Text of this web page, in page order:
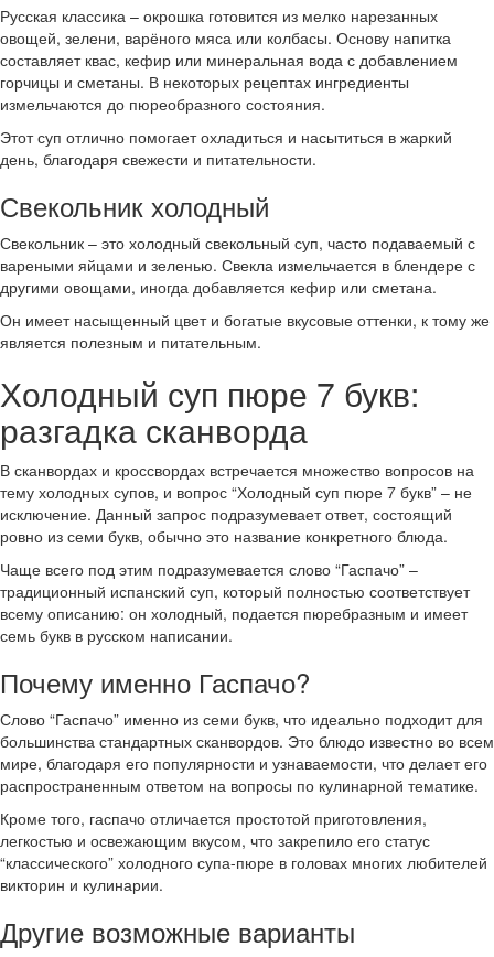
Русская классика – окрошка готовится из мелко нарезанных
овощей, зелени, варёного мяса или колбасы. Основу напитка
составляет квас, кефир или минеральная вода с добавлением
горчицы и сметаны. В некоторых рецептах ингредиенты
измельчаются до пюреобразного состояния.
Этот суп отлично помогает охладиться и насытиться в жаркий
день, благодаря свежести и питательности.
Свекольник холодный
Свекольник – это холодный свекольный суп, часто подаваемый с
вареными яйцами и зеленью. Свекла измельчается в блендере с
другими овощами, иногда добавляется кефир или сметана.
Он имеет насыщенный цвет и богатые вкусовые оттенки, к тому же
является полезным и питательным.
Холодный суп пюре 7 букв:
разгадка сканворда
В сканвордах и кроссвордах встречается множество вопросов на
тему холодных супов, и вопрос “Холодный суп пюре 7 букв” – не
исключение. Данный запрос подразумевает ответ, состоящий
ровно из семи букв, обычно это название конкретного блюда.
Чаще всего под этим подразумевается слово “Гаспачо” –
традиционный испанский суп, который полностью соответствует
всему описанию: он холодный, подается пюребразным и имеет
семь букв в русском написании.
Почему именно Гаспачо?
Слово “Гаспачо” именно из семи букв, что идеально подходит для
большинства стандартных сканвордов. Это блюдо известно во всем
мире, благодаря его популярности и узнаваемости, что делает его
распространенным ответом на вопросы по кулинарной тематике.
Кроме того, гаспачо отличается простотой приготовления,
легкостью и освежающим вкусом, что закрепило его статус
“классического” холодного супа-пюре в головах многих любителей
викторин и кулинарии.
Другие возможные варианты